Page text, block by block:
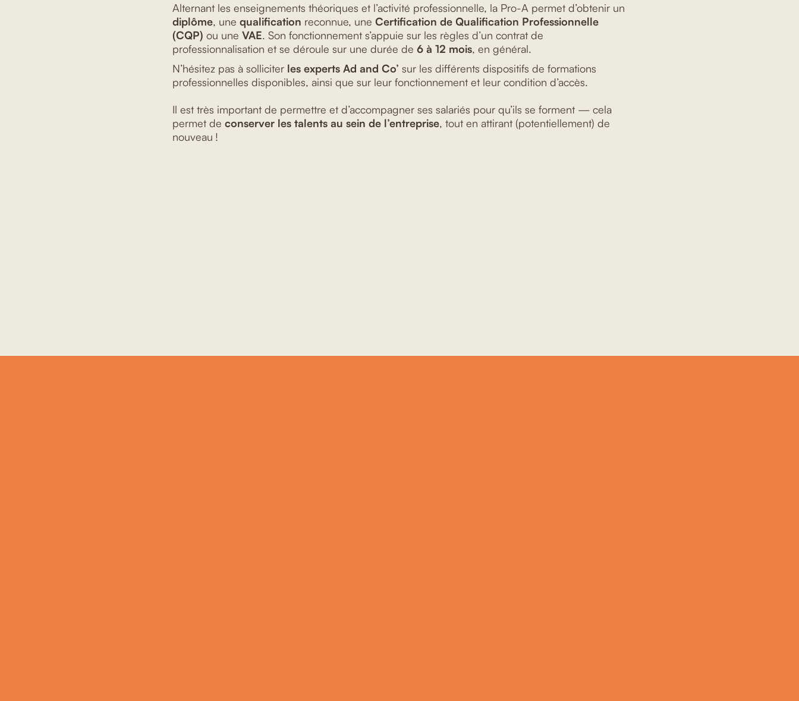
Alternant les enseignements théoriques et l’activité professionnelle, la Pro-A permet d’obtenir un
diplôme, une qualification reconnue, une Certification de Qualification Professionnelle
(CQP) ou une VAE. Son fonctionnement s’appuie sur les règles d’un contrat de
professionnalisation et se déroule sur une durée de 6 à 12 mois, en général.
N’hésitez pas à solliciter les experts Ad and Co’ sur les différents dispositifs de formations
professionnelles disponibles, ainsi que sur leur fonctionnement et leur condition d’accès.
Il est très important de permettre et d’accompagner ses salariés pour qu’ils se forment — cela
permet de conserver les talents au sein de l’entreprise, tout en attirant (potentiellement) de
nouveau !